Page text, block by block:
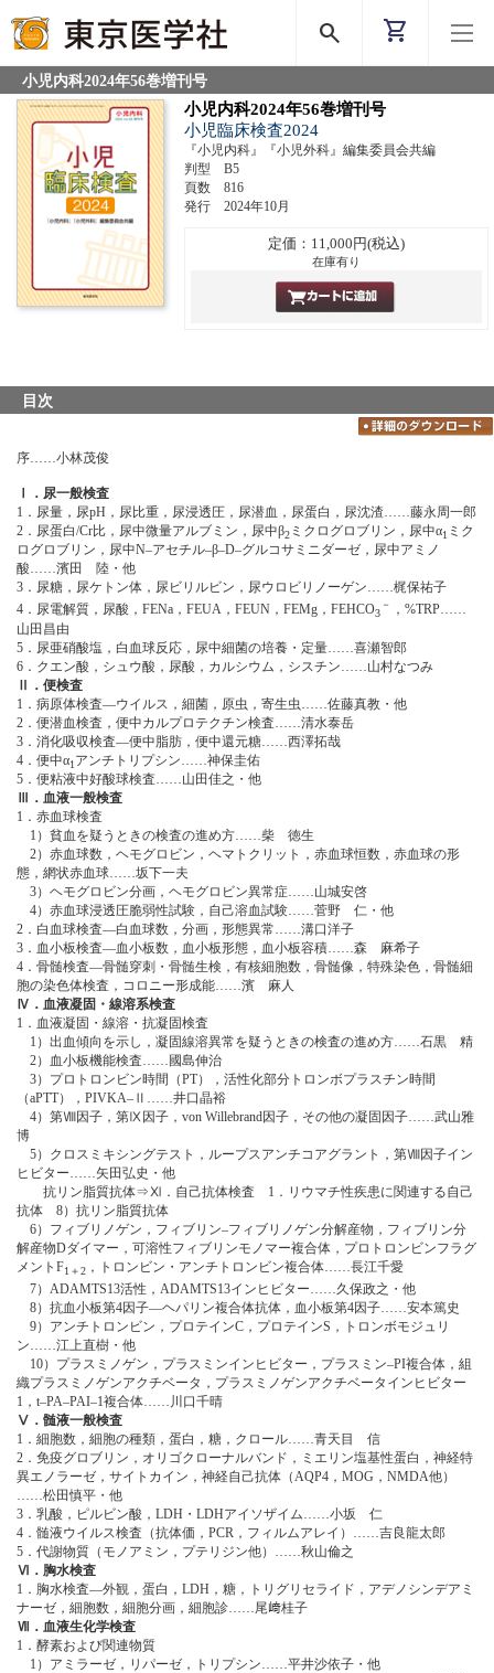
search shopping_cart
小児内科2024年56巻増刊号
小児内科2024年56巻増刊号
小児臨床検査2024
『小児内科』『小児外科』編集委員会共編
判型 B5
頁数 816
発行 2024年10月
定価：11,000円(税込)
在庫有り
目次
序……小林茂俊
Ⅰ．尿一般検査
1．尿量，尿pH，尿比重，尿浸透圧，尿潜血，尿蛋白，尿沈渣……藤永周一郎
2．尿蛋白/Cr比，尿中微量アルブミン，尿中β2 ミクログロブリン，尿中α1 ミク
ログロブリン，尿中N‒アセチル‒β‒D‒グルコサミニダーゼ，尿中アミノ
酸……濱田 陸・他
3．尿糖，尿ケトン体，尿ビリルビン，尿ウロビリノーゲン……梶保祐子
4．尿電解質，尿酸，FENa，FEUA，FEUN，FEMg，FEHCO3
－
，%TRP……
山田昌由
5．尿亜硝酸塩，白血球反応，尿中細菌の培養・定量……喜瀬智郎
6．クエン酸，シュウ酸，尿酸，カルシウム，シスチン……山村なつみ
Ⅱ．便検査
1．病原体検査―ウイルス，細菌，原虫，寄生虫……佐藤真教・他
2．便潜血検査，便中カルプロテクチン検査……清水泰岳
3．消化吸収検査―便中脂肪，便中還元糖……西澤拓哉
4．便中α1 アンチトリプシン……神保圭佑
5．便粘液中好酸球検査……山田佳之・他
Ⅲ．血液一般検査
1．赤血球検査
1）貧血を疑うときの検査の進め方……柴 徳生
2）赤血球数，ヘモグロビン，ヘマトクリット，赤血球恒数，赤血球の形
態，網状赤血球……坂下一夫
3）ヘモグロビン分画，ヘモグロビン異常症……山城安啓
4）赤血球浸透圧脆弱性試験，自己溶血試験……菅野 仁・他
2．白血球検査―白血球数，分画，形態異常……溝口洋子
3．血小板検査―血小板数，血小板形態，血小板容積……森 麻希子
4．骨髄検査―骨髄穿刺・骨髄生検，有核細胞数，骨髄像，特殊染色，骨髄細
胞の染色体検査，コロニー形成能……濱 麻人
Ⅳ．血液凝固・線溶系検査
1．血液凝固・線溶・抗凝固検査
1）出血傾向を示し，凝固線溶異常を疑うときの検査の進め方……石黒 精
2）血小板機能検査……國島伸治
3）プロトロンビン時間（PT），活性化部分トロンボプラスチン時間
（aPTT），PIVKA‒Ⅱ……井口晶裕
4）第Ⅷ因子，第Ⅸ因子，von Willebrand因子，その他の凝固因子……武山雅
博
5）クロスミキシングテスト，ループスアンチコアグラント，第Ⅷ因子イン
ヒビター……矢田弘史・他
抗リン脂質抗体⇒Ⅺ．自己抗体検査 1．リウマチ性疾患に関連する自己
抗体 8）抗リン脂質抗体
6）フィブリノゲン，フィブリン‒フィブリノゲン分解産物，フィブリン分
解産物Dダイマー，可溶性フィブリンモノマー複合体，プロトロンビンフラグ
メントF1＋2 ，トロンビン・アンチトロンビン複合体……長江千愛
7）ADAMTS13活性，ADAMTS13インヒビター……久保政之・他
8）抗血小板第4因子―ヘパリン複合体抗体，血小板第4因子……安本篤史
9）アンチトロンビン，プロテインC，プロテインS，トロンボモジュリ
ン……江上直樹・他
10）プラスミノゲン，プラスミンインヒビター，プラスミン‒PI複合体，組
織プラスミノゲンアクチベータ，プラスミノゲンアクチベータインヒビター
1，t‒PA‒PAI‒1複合体……川口千晴
Ⅴ．髄液一般検査
1．細胞数，細胞の種類，蛋白，糖，クロール……青天目 信
2．免疫グロブリン，オリゴクローナルバンド，ミエリン塩基性蛋白，神経特
異エノラーゼ，サイトカイン，神経自己抗体（AQP4，MOG，NMDA他）
……松田慎平・他
3．乳酸，ピルビン酸，LDH・LDHアイソザイム……小坂 仁
4．髄液ウイルス検査（抗体価，PCR，フィルムアレイ）……吉良龍太郎
5．代謝物質（モノアミン，プテリジン他）……秋山倫之
Ⅵ．胸水検査
1．胸水検査―外観，蛋白，LDH，糖，トリグリセライド，アデノシンデアミ
ナーゼ，細胞数，細胞分画，細胞診……尾﨑桂子
Ⅶ．血液生化学検査
1．酵素および関連物質
1）アミラーゼ，リパーゼ，トリプシン……平井沙依子・他